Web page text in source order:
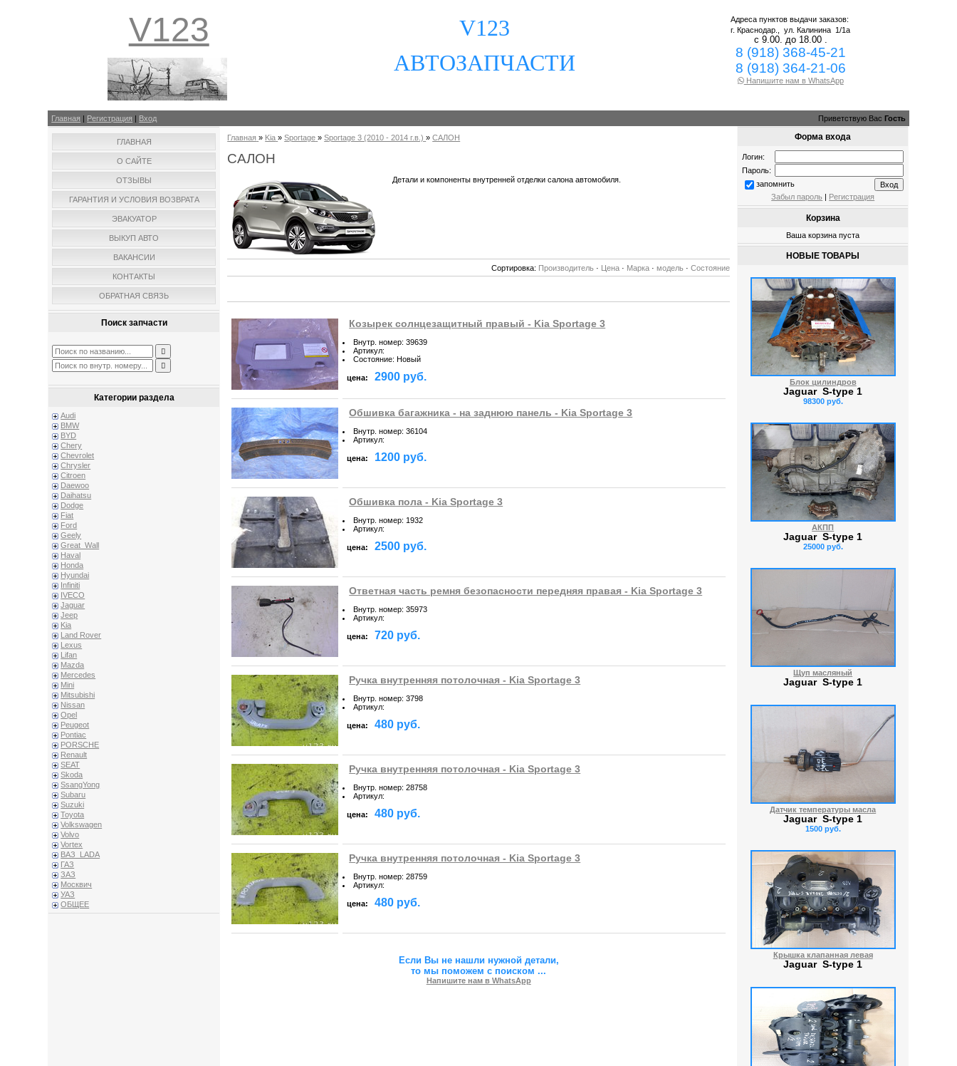
V123
V123
АВТОЗАПЧАСТИ
Адреса пунктов выдачи заказов:
г. Краснодар.,ул. Калинина 1/1а
с 9.00. до 18.00 .
8 (918) 368-45-21
8 (918) 364-21-06
Напишите нам в WhatsApp
Главная | Регистрация | Вход Приветствую Вас Гость
ГЛАВНАЯ
О САЙТЕ
ОТЗЫВЫ
ГАРАНТИЯ И УСЛОВИЯ ВОЗВРАТА
ЭВАКУАТОР
ВЫКУП АВТО
ВАКАНСИИ
КОНТАКТЫ
ОБРАТНАЯ СВЯЗЬ
Поиск запчасти
Категории раздела
Audi
BMW
BYD
Chery
Chevrolet
Chrysler
Citroen
Daewoo
Daihatsu
Dodge
Fiat
Ford
Geely
Great_Wall
Haval
Honda
Hyundai
Infiniti
IVECO
Jaguar
Jeep
Kia
Land Rover
Lexus
Lifan
Mazda
Mercedes
Mini
Mitsubishi
Nissan
Opel
Peugeot
Pontiac
PORSCHE
Renault
SEAT
Skoda
SsangYong
Subaru
Suzuki
Toyota
Volkswagen
Volvo
Vortex
ВАЗ_LADA
ГАЗ
ЗАЗ
Москвич
УАЗ
ОБЩЕЕ
Главная » Kia »Sportage »Sportage 3 (2010 - 2014 г.в.) »САЛОН
САЛОН
Детали и компоненты внутренней отделки салона автомобиля.
Сортировка: Производитель · Цена · Марка ·модель ·Состояние
Козырек солнцезащитный правый - Kia Sportage 3
Внутр. номер: 39639
Артикул:
Состояние: Новый
цена: 2900 руб.
Обшивка багажника - на заднюю панель - Kia Sportage 3
Внутр. номер: 36104
Артикул:
цена: 1200 руб.
Обшивка пола - Kia Sportage 3
Внутр. номер: 1932
Артикул:
цена: 2500 руб.
Ответная часть ремня безопасности передняя правая - Kia Sportage 3
Внутр. номер: 35973
Артикул:
цена: 720 руб.
Ручка внутренняя потолочная - Kia Sportage 3
Внутр. номер: 3798
Артикул:
цена: 480 руб.
Ручка внутренняя потолочная - Kia Sportage 3
Внутр. номер: 28758
Артикул:
цена: 480 руб.
Ручка внутренняя потолочная - Kia Sportage 3
Внутр. номер: 28759
Артикул:
цена: 480 руб.
Если Вы не нашли нужной детали,
то мы поможем с поиском...
Напишите нам в WhatsApp
Форма входа
Логин:
Пароль:
запомнить
Забыл пароль | Регистрация
Корзина
Ваша корзина пуста
НОВЫЕ ТОВАРЫ
Блок цилиндров
Jaguar S-type 1
98300 руб.
АКПП
Jaguar S-type 1
25000 руб.
Щуп масляный
Jaguar S-type 1
Датчик температуры масла
Jaguar S-type 1
1500 руб.
Крышка клапанная левая
Jaguar S-type 1